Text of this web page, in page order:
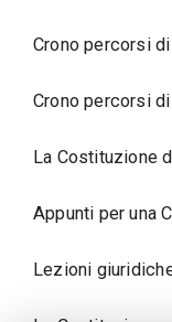
Crono percorsi
Crono percorsi
La Costituzione
Appunti per una
Lezioni